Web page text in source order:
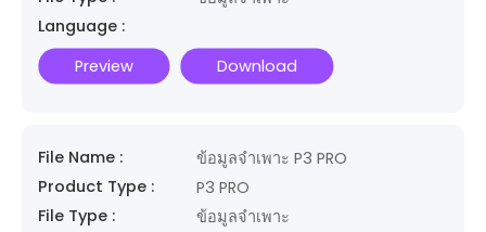
Language :
Preview
Download
File Name :
ข้อมูลจำเพาะ P3 PRO
Product Type :
P3 PRO
File Type :
ข้อมูลจำเพาะ